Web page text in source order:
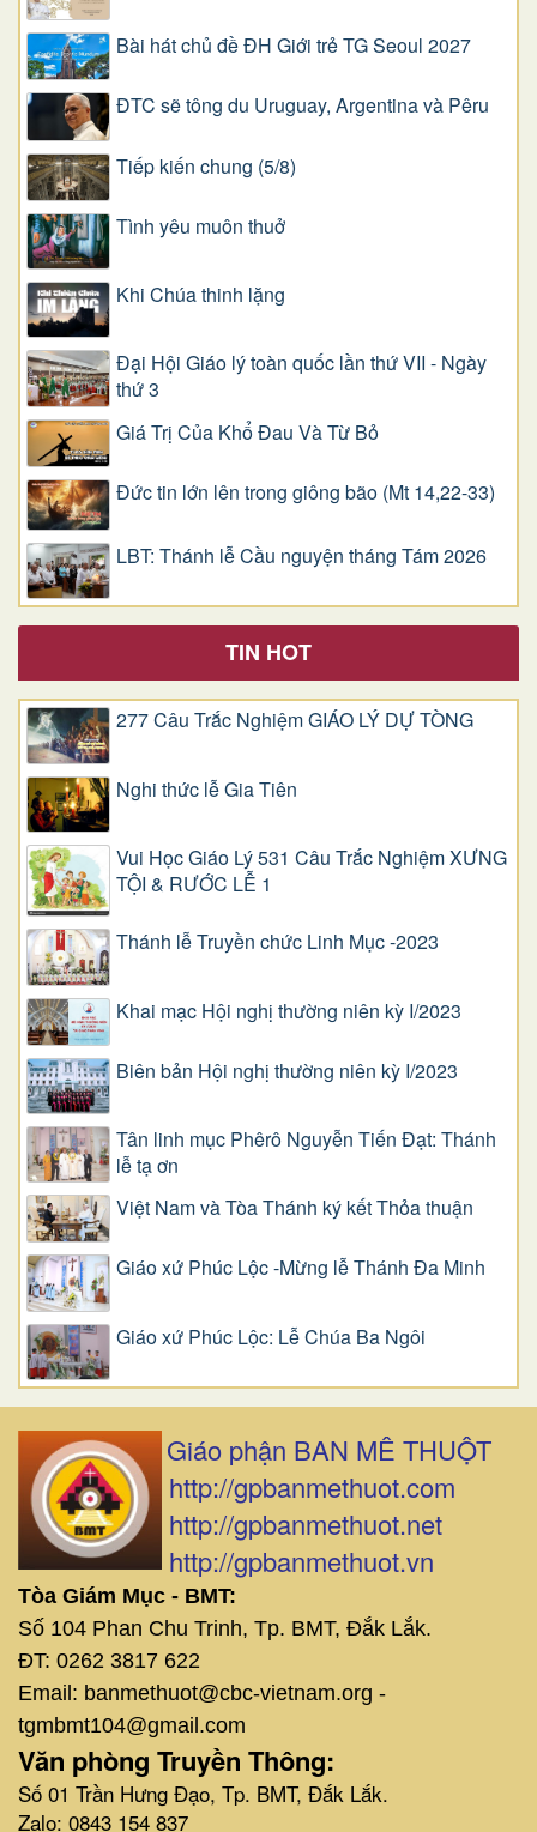
Bài hát chủ đề ĐH Giới trẻ TG Seoul 2027
ĐTC sẽ tông du Uruguay, Argentina và Pêru
Tiếp kiến chung (5/8)
Tình yêu muôn thuở
Khi Chúa thinh lặng
Đại Hội Giáo lý toàn quốc lần thứ VII - Ngày
thứ 3
Giá Trị Của Khổ Ðau Và Từ Bỏ
Đức tin lớn lên trong giông bão (Mt 14,22-33)
LBT: Thánh lễ Cầu nguyện tháng Tám 2026
TIN HOT
277 Câu Trắc Nghiệm GIÁO LÝ DỰ TÒNG
Nghi thức lễ Gia Tiên
Vui Học Giáo Lý 531 Câu Trắc Nghiệm XƯNG
TỘI & RƯỚC LỄ 1
Thánh lễ Truyền chức Linh Mục -2023
Khai mạc Hội nghị thường niên kỳ I/2023
Biên bản Hội nghị thường niên kỳ I/2023
Tân linh mục Phêrô Nguyễn Tiến Đạt: Thánh
lễ tạ ơn
Việt Nam và Tòa Thánh ký kết Thỏa thuận
Giáo xứ Phúc Lộc -Mừng lễ Thánh Đa Minh
Giáo xứ Phúc Lộc: Lễ Chúa Ba Ngôi
Giáo phận BAN MÊ THUỘT
http://gpbanmethuot.com
http://gpbanmethuot.net
http://gpbanmethuot.vn
Tòa Giám Mục - BMT:
Số 104 Phan Chu Trinh, Tp. BMT, Đắk Lắk.
ĐT: 0262 3817 622
Email: banmethuot@cbc-vietnam.org -
tgmbmt104@gmail.com
Văn phòng Truyền Thông:
Số 01 Trần Hưng Đạo, Tp. BMT, Đắk Lắk.
Zalo: 0843 154 837